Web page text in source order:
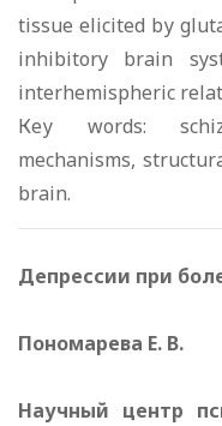
tissue elicited bу
inhibitory brain
interhemispheric
Кеу words:
mechanisms,
brain.
Депрессии при
Пономарева Е. В.
Научный центр